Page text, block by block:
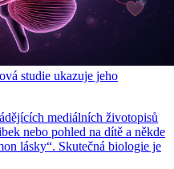
studie ukazuje jeho
mediálních životopisů
nebo pohled na dítě a někde
lásky“. Skutečná biologie je